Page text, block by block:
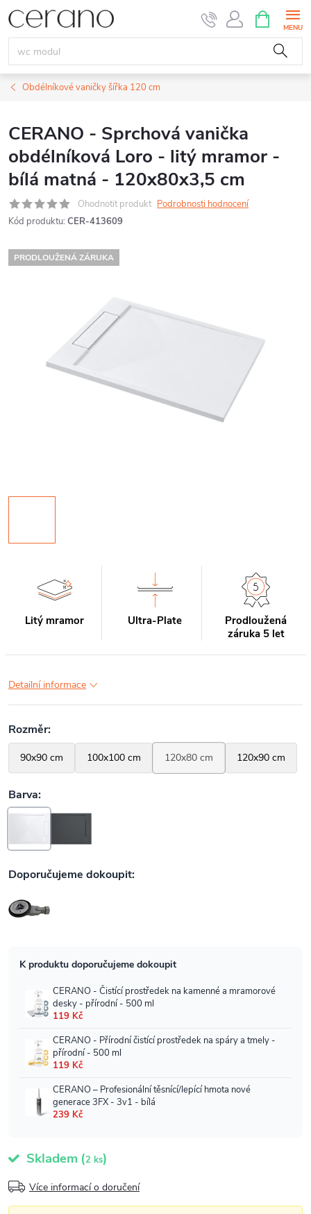
Přejít
na
obsah
NÁKUPNÍ
KOŠÍK
Obdélníkové vaničky šířka 120 cm
CERANO - Sprchová vanička
obdélníková Loro - litý mramor -
bílá matná - 120x80x3,5 cm
Ohodnotit produkt Podrobnosti hodnocení
Kód produktu: CER-413609
PRODLOUŽENÁ ZÁRUKA
Litý mramor Ultra-Plate
Prodloužená
záruka 5 let
Detailní informace
Skladem (2 ks)
Více informací o doručení